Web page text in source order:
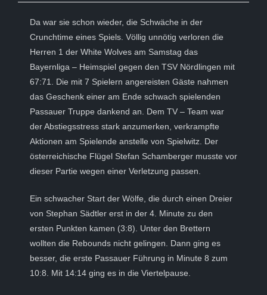
Da war sie schon wieder, die Schwäche in der
Crunchtime eines Spiels. Völlig unnötig verloren die
Herren 1 der White Wolves am Samstag das
Bayernliga – Heimspiel gegen den TSV Nördlingen mit
67:71. Die mit 7 Spielern angereisten Gäste nahmen
das Geschenk einer am Ende schwach spielenden
Passauer Truppe dankend an. Dem TV – Team war
der Abstiegsstress stark anzumerken, verkrampfte
Aktionen am Spielende anstelle von Spielwitz. Der
österreichische Flügel Stefan Schamberger musste vor
dieser Partie wegen einer Verletzung passen.
Ein schwacher Start der Wölfe, die durch einen Dreier
von Stephan Sädtler erst in der 4. Minute zu den
ersten Punkten kamen (3:8). Unter den Brettern
wollten die Rebounds nicht gelingen. Dann ging es
besser, die erste Passauer Führung in Minute 8 zum
10:8. Mit 14:14 ging es in die Viertelpause.